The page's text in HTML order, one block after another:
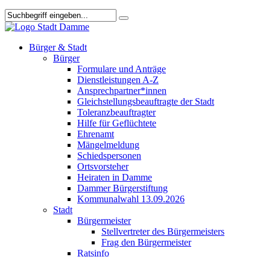
Bürger & Stadt
Bürger
Formulare und Anträge
Dienstleistungen A-Z
Ansprechpartner*innen
Gleichstellungsbeauftragte der Stadt
Toleranzbeauftragter
Hilfe für Geflüchtete
Ehrenamt
Mängelmeldung
Schiedspersonen
Ortsvorsteher
Heiraten in Damme
Dammer Bürgerstiftung
Kommunalwahl 13.09.2026
Stadt
Bürgermeister
Stellvertreter des Bürgermeisters
Frag den Bürgermeister
Ratsinfo